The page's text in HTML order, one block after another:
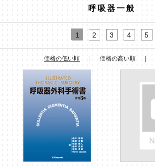
呼吸器一般
1 2 3 4 5
価格の低い順 価格の高い順